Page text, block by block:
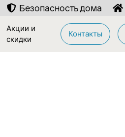
Безопасность дома
Акции и
скидки
Контакты